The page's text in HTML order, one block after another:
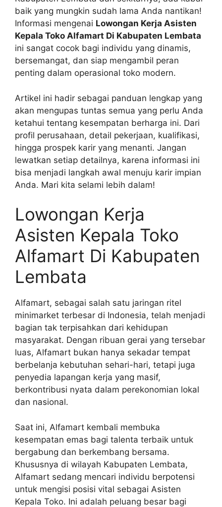
baik yang mungkin sudah lama Anda nantikan!
Informasi mengenai Lowongan Kerja Asisten
Kepala Toko Alfamart Di Kabupaten Lembata
ini sangat cocok bagi individu yang dinamis,
bersemangat, dan siap mengambil peran
penting dalam operasional toko modern.
Artikel ini hadir sebagai panduan lengkap yang
akan mengupas tuntas semua yang perlu Anda
ketahui tentang kesempatan berharga ini. Dari
profil perusahaan, detail pekerjaan, kualifikasi,
hingga prospek karir yang menanti. Jangan
lewatkan setiap detailnya, karena informasi ini
bisa menjadi langkah awal menuju karir impian
Anda. Mari kita selami lebih dalam!
Lowongan Kerja
Asisten Kepala Toko
Alfamart Di Kabupaten
Lembata
Alfamart, sebagai salah satu jaringan ritel
minimarket terbesar di Indonesia, telah menjadi
bagian tak terpisahkan dari kehidupan
masyarakat. Dengan ribuan gerai yang tersebar
luas, Alfamart bukan hanya sekadar tempat
berbelanja kebutuhan sehari-hari, tetapi juga
penyedia lapangan kerja yang masif,
berkontribusi nyata dalam perekonomian lokal
dan nasional.
Saat ini, Alfamart kembali membuka
kesempatan emas bagi talenta terbaik untuk
bergabung dan berkembang bersama.
Khususnya di wilayah Kabupaten Lembata,
Alfamart sedang mencari individu berpotensi
untuk mengisi posisi vital sebagai Asisten
Kepala Toko. Ini adalah peluang besar bagi